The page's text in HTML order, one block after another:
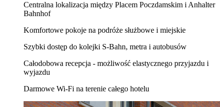
Centralna lokalizacja między Placem Poczdamskim i Anhalter
Bahnhof
Komfortowe pokoje na podróże służbowe i miejskie
Szybki dostęp do kolejki S-Bahn, metra i autobusów
Całodobowa recepcja - możliwość elastycznego przyjazdu i
wyjazdu
Darmowe Wi‑Fi na terenie całego hotelu